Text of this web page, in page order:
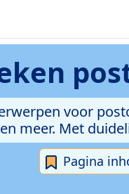
voor
meer. Met
Pagina